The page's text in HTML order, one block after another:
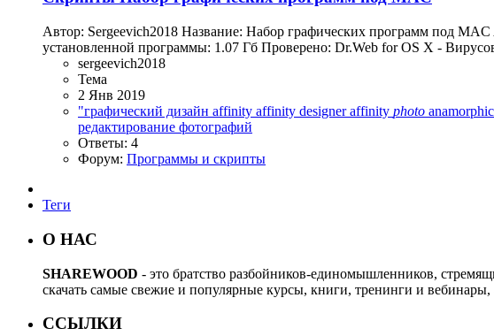
Автор: Sergeevich2018 Название: Набор графических программ под
установленной программы: 1.07 Гб Проверено: Dr.Web for OS X -
sergeevich2018
Тема
2 Янв 2019
"графический дизайн affinity affinity designeraffinity photo
редактирование фотографий
Ответы: 4
Форум: Программы и скрипты
Теги
О НАС
SHAREWOOD - это братство разбойников-единомышленников,
скачать самые свежие и популярные курсы, книги, тренинги и
ССЫЛКИ